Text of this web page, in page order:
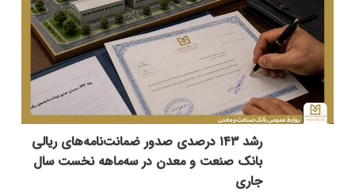
رشد ۱۴۳ درصدی صدور ضمانت‌نامه‌های ریالی
بانک صنعت و معدن در سه‌ماهه نخست سال
جاری